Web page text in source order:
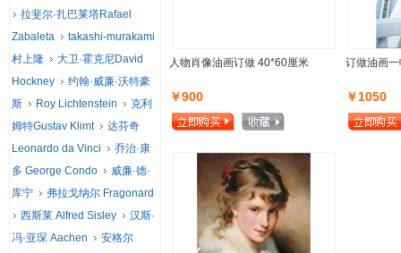
人物肖像油画订做 40*60厘米
￥900
订做油画
￥1050
拉斐尔·扎巴莱塔Rafael
Zabaleta
takashi-murakami
村上隆
大卫·霍克尼David
Hockney
约翰·威廉·沃特豪
斯
Roy Lichtenstein
克利
姆特Gustav Klimt
达芬奇
Leonardo da Vinci
乔治·康
多 George Condo
威廉·德·
库宁
弗拉戈纳尔 Fragonard
西斯莱 Alfred Sisley
汉斯·
冯·亚琛 Aachen
安格尔